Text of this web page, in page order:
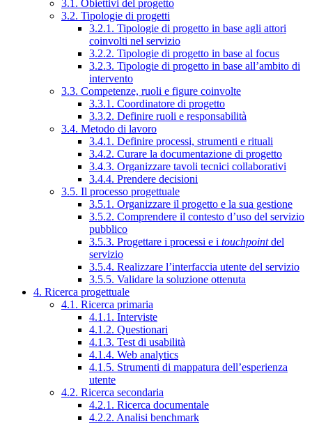
3.1. Obiettivi del progetto
3.2. Tipologie di progetti
3.2.1. Tipologie di progetto in base agli attori
coinvolti nel servizio
3.2.2. Tipologie di progetto in base al focus
3.2.3. Tipologie di progetto in base all’ambito di
intervento
3.3. Competenze, ruoli e figure coinvolte
3.3.1. Coordinatore di progetto
3.3.2. Definire ruoli e responsabilità
3.4. Metodo di lavoro
3.4.1. Definire processi, strumenti e rituali
3.4.2. Curare la documentazione di progetto
3.4.3. Organizzare tavoli tecnici collaborativi
3.4.4. Prendere decisioni
3.5. Il processo progettuale
3.5.1. Organizzare il progetto e la sua gestione
3.5.2. Comprendere il contesto d’uso del servizio
pubblico
3.5.3. Progettare i processi e i touchpointdel
servizio
3.5.4. Realizzare l’interfaccia utente del servizio
3.5.5. Validare la soluzione ottenuta
4. Ricerca progettuale
4.1. Ricerca primaria
4.1.1. Interviste
4.1.2. Questionari
4.1.3. Test di usabilità
4.1.4. Web analytics
4.1.5. Strumenti di mappatura dell’esperienza
utente
4.2. Ricerca secondaria
4.2.1. Ricerca documentale
4.2.2. Analisi benchmark